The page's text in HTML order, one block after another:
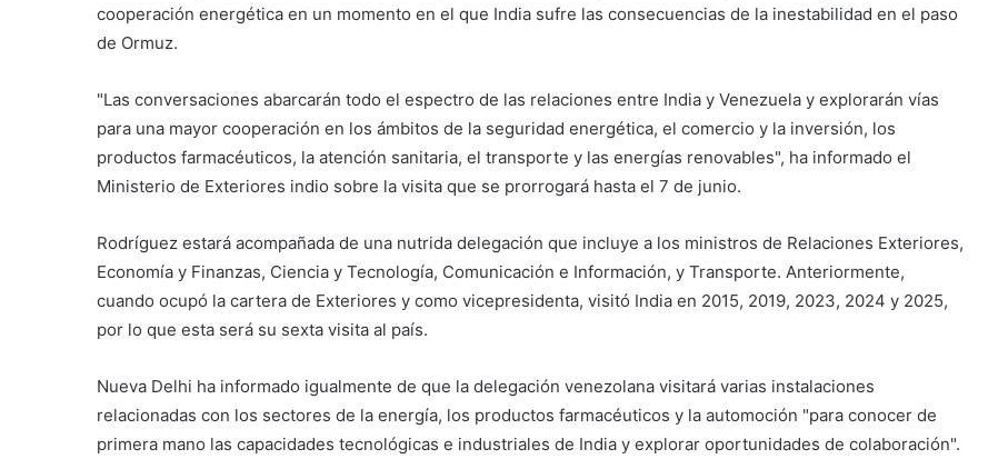
cooperación energética en un momento en el que India sufre las consecuencias de la inestabilidad en el paso
de Ormuz.
"Las conversaciones abarcarán todo el espectro de las relaciones entre India y Venezuela y explorarán vías
para una mayor cooperación en los ámbitos de la seguridad energética, el comercio y la inversión, los
productos farmacéuticos, la atención sanitaria, el transporte y las energías renovables", ha informado el
Ministerio de Exteriores indio sobre la visita que se prorrogará hasta el 7 de junio.
Rodríguez estará acompañada de una nutrida delegación que incluye a los ministros de Relaciones Exteriores,
Economía y Finanzas, Ciencia y Tecnología, Comunicación e Información, y Transporte. Anteriormente,
cuando ocupó la cartera de Exteriores y como vicepresidenta, visitó India en 2015, 2019, 2023, 2024 y 2025,
por lo que esta será su sexta visita al país.
Nueva Delhi ha informado igualmente de que la delegación venezolana visitará varias instalaciones
relacionadas con los sectores de la energía, los productos farmacéuticos y la automoción "para conocer de
primera mano las capacidades tecnológicas e industriales de India y explorar oportunidades de colaboración".